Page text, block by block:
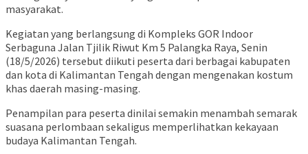
masyarakat.
Kegiatan yang berlangsung di Kompleks GOR Indoor
Serbaguna Jalan Tjilik Riwut Km 5 Palangka Raya, Senin
(18/5/2026) tersebut diikuti peserta dari berbagai kabupaten
dan kota di Kalimantan Tengah dengan mengenakan kostum
khas daerah masing-masing.
Penampilan para peserta dinilai semakin menambah semarak
suasana perlombaan sekaligus memperlihatkan kekayaan
budaya Kalimantan Tengah.